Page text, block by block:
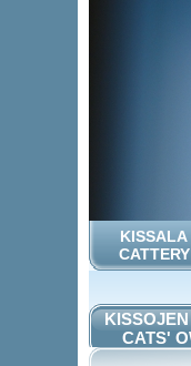
KISSALA
CATTERY
CATS'